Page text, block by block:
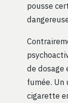
pousse
de dosage
fumée.
cigarette